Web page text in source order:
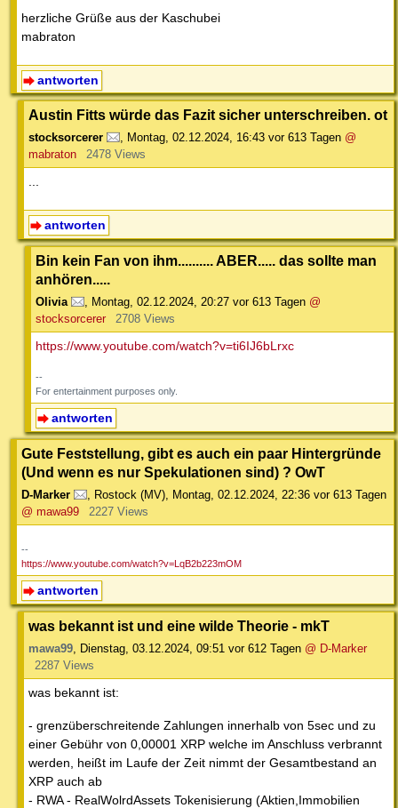
herzliche Grüße aus der Kaschubei
mabraton
antworten
Austin Fitts würde das Fazit sicher unterschreiben. ot
stocksorcerer , Montag, 02.12.2024, 16:43 vor 613 Tagen @
mabraton
2478 Views
...
antworten
Bin kein Fan von ihm.......... ABER..... das sollte man
anhören.....
Olivia , Montag, 02.12.2024, 20:27 vor 613 Tagen @
stocksorcerer
2708 Views
https://www.youtube.com/watch?v=ti6IJ6bLrxc
--
For entertainment purposes only.
antworten
Gute Feststellung, gibt es auch ein paar Hintergründe
(Und wenn es nur Spekulationen sind) ? OwT
D-Marker , Rostock (MV), Montag, 02.12.2024, 22:36 vor 613 Tagen
@ mawa99
2227 Views
--
https://www.youtube.com/watch?v=LqB2b223mOM
antworten
was bekannt ist und eine wilde Theorie - mkT
mawa99 Dienstag, 03.12.2024, 09:51 vor 612 Tagen @ D-Marker
2287 Views
was bekannt ist:
- grenzüberschreitende Zahlungen innerhalb von 5sec und zu
einer Gebühr von 0,00001 XRP welche im Anschluss verbrannt
werden, heißt im Laufe der Zeit nimmt der Gesamtbestand an
XRP auch ab
- RWA - RealWolrdAssets Tokenisierung (Aktien,Immobilien